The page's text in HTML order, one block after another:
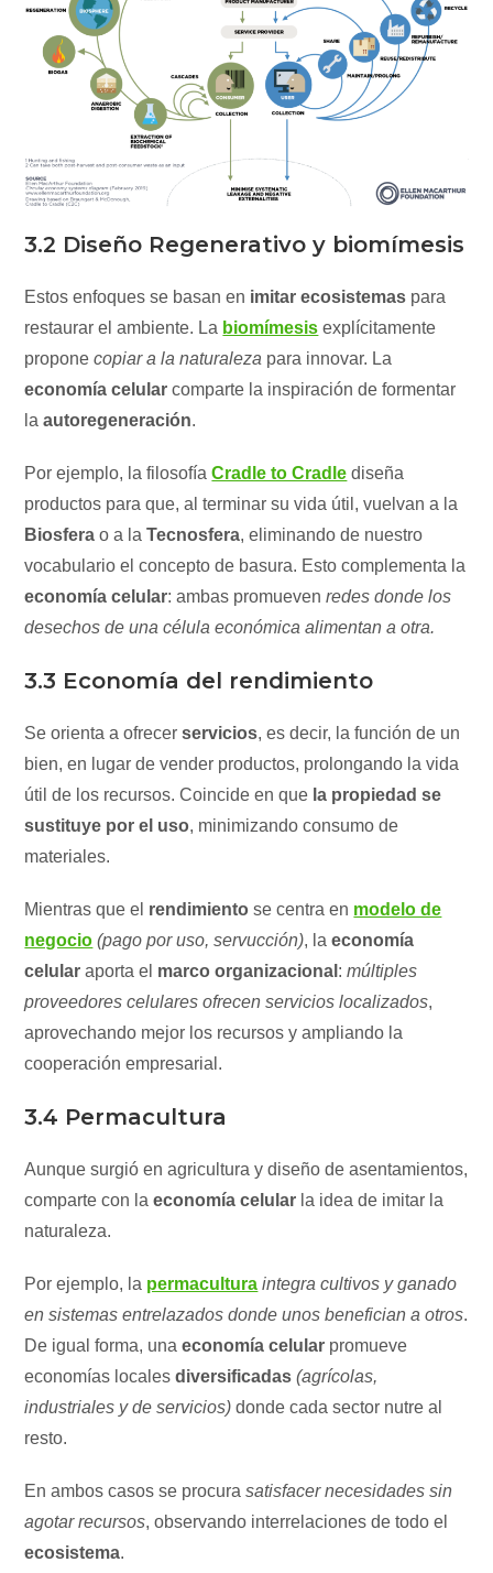
3.2 Diseño Regenerativo y biomímesis
Estos enfoques se basan en imitar ecosistemas para
restaurar el ambiente. La biomímesis explícitamente
proponecopiar a la naturaleza para innovar. La
economía celular comparte la inspiración de formentar
laautoregeneración.
Por ejemplo, la filosofíaCradle to Cradle diseña
productos para que, al terminar su vida útil, vuelvan a la
Biosfera o a laTecnosfera, eliminando de nuestro
vocabulario el concepto de basura. Esto complementa la
economía celular: ambas promuevenredes donde los
desechos de una célula económica alimentan a otra.
3.3 Economía del rendimiento
Se orienta a ofrecerservicios, es decir, la función de un
bien, en lugar de vender productos, prolongando la vida
útil de los recursos. Coincide en que la propiedad se
sustituye por el uso, minimizando consumo de
materiales.
Mientras que el rendimiento se centra en modelo de
negocio (pago por uso, servucción), laeconomía
celular aporta el marco organizacional : múltiples
proveedores celulares ofrecen servicios localizados,
aprovechando mejor los recursos y ampliando la
cooperación empresarial.
3.4 Permacultura
Aunque surgió en agricultura y diseño de asentamientos,
comparte con laeconomía celular la idea de imitar la
naturaleza.
Por ejemplo, la permacultura integra cultivos y ganado
en sistemas entrelazados donde unos benefician a otros.
De igual forma, unaeconomía celular promueve
economías localesdiversificadas (agrícolas,
industriales y de servicios)donde cada sector nutre al
resto.
En ambos casos se procurasatisfacer necesidades sin
agotar recursos, observando interrelaciones de todo el
ecosistema.